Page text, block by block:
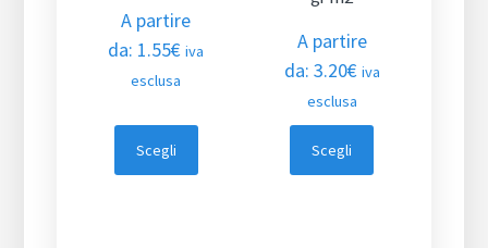
A partire
da: 1.55€ iva
esclusa
Scegli
A partire
da: 3.20€ iva
esclusa
Scegli